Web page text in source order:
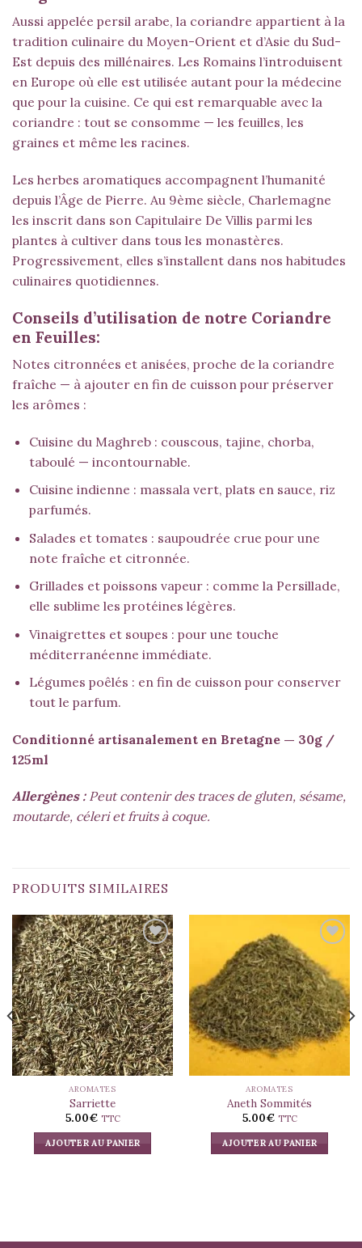
Aussi appelée persil arabe, la coriandre appartient à la
tradition culinaire du Moyen-Orient et d’Asie du Sud-
Est depuis des millénaires. Les Romains l’introduisent
en Europe où elle est utilisée autant pour la médecine
que pour la cuisine. Ce qui est remarquable avec la
coriandre : tout se consomme — les feuilles, les
graines et même les racines.
Les herbes aromatiques accompagnent l’humanité
depuis l’Âge de Pierre. Au 9ème siècle, Charlemagne
les inscrit dans son Capitulaire De Villis parmi les
plantes à cultiver dans tous les monastères.
Progressivement, elles s’installent dans nos habitudes
culinaires quotidiennes.
Conseils d’utilisation de notre Coriandre
en Feuilles:
Notes citronnées et anisées, proche de la coriandre
fraîche — à ajouter en fin de cuisson pour préserver
les arômes :
Cuisine du Maghreb : couscous, tajine, chorba,
taboulé — incontournable.
Cuisine indienne : massala vert, plats en sauce, riz
parfumés.
Salades et tomates : saupoudrée crue pour une
note fraîche et citronnée.
Grillades et poissons vapeur : comme la Persillade,
elle sublime les protéines légères.
Vinaigrettes et soupes : pour une touche
méditerranéenne immédiate.
Légumes poêlés : en fin de cuisson pour conserver
tout le parfum.
Conditionné artisanalement en Bretagne — 30g /
125ml
Allergènes :Peut contenir des traces de gluten, sésame,
moutarde, céleri et fruits à coque.
PRODUITS SIMILAIRES
AROMATES
Sarriette
5.00€ TTC
AJOUTER AU PANIER
AROMATES
Aneth Sommités
5.00€ TTC
AJOUTER AU PANIER